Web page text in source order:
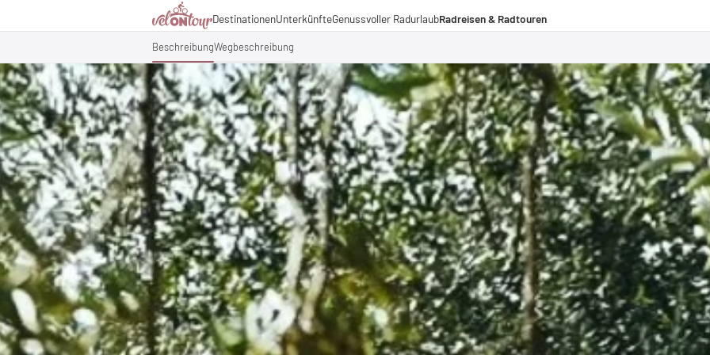
Destinationen
Italien
Deutschland
Schweiz
Liechtenstein
Slowenien
Unterkünfte
Italien
Deutschland
Schweiz
Slowenien
Urlaubspakete
Genussvoller Radurlaub
Urlaubsthemen
Magazin
Blog
Partner & Wirtschaftskooperationen
Radreisen & Radtouren
Radreisen
Fernradwege
BeschreibungWegbeschreibung